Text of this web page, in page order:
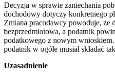
Decyzja w sprawie zaniechania
dochodowy dotyczy konkretnego
Zmiana pracodawcy powoduje, że
bezprzedmiotowa, a podatnik
podatkowego z nowym
podatnik w ogóle musiał składać
Uzasadnienie